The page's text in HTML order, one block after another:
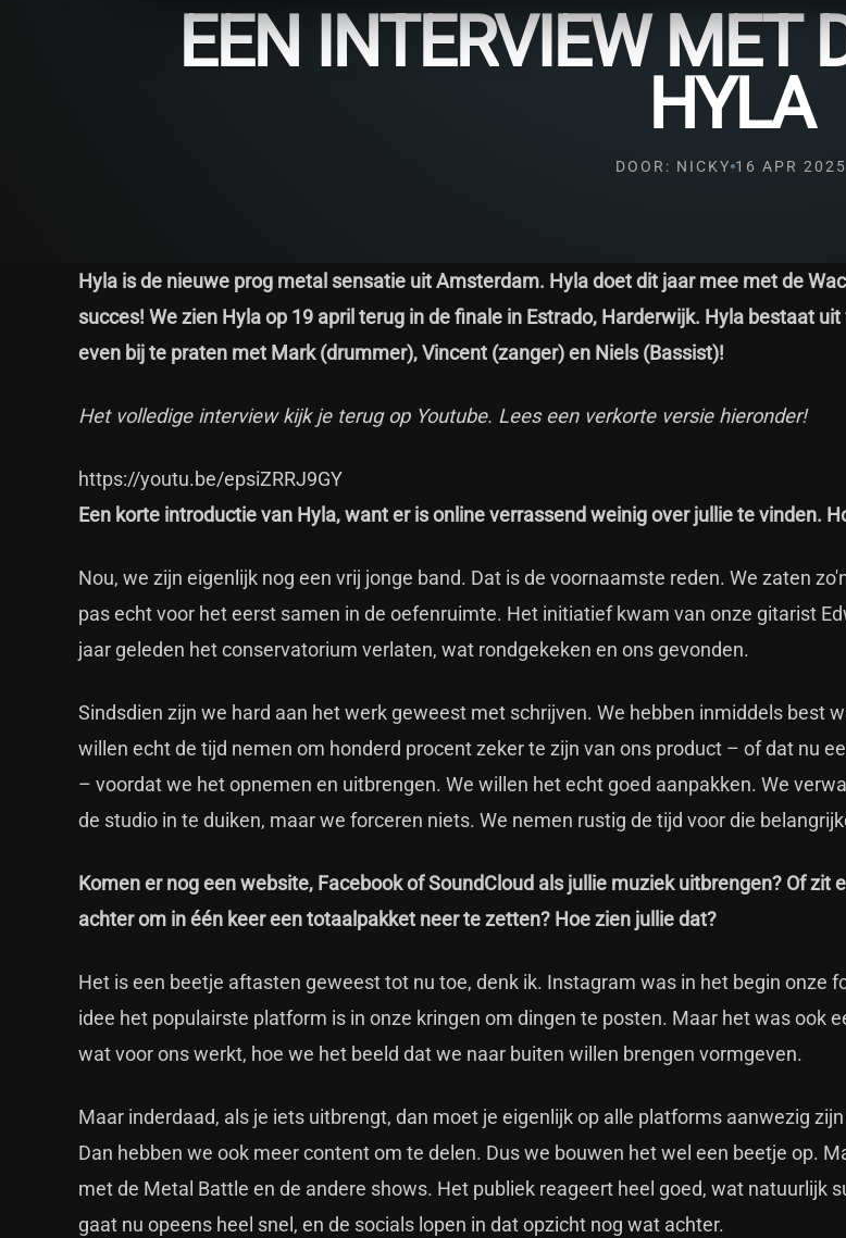
EEN INTERVIEW MET
HYLA
DOOR: NICKY 16 APR 2025
Hyla is de nieuwe prog metal sensatie uit Amsterdam. Hyla doet dit jaar mee met de
succes! We zien Hyla op 19 april terug in de finale in Estrado, Harderwijk. Hyla bestaat
even bij te praten met Mark (drummer), Vincent (zanger) en Niels (Bassist)!
Het volledige interview kijk je terug op Youtube. Lees een verkorte versie hieronder!
https://youtu.be/epsiZRRJ9GY
Een korte introductie van Hyla, want er is online verrassend weinig over jullie te vinden.
Nou, we zijn eigenlijk nog een vrij jonge band. Dat is de voornaamste reden. We zaten
pas echt voor het eerst samen in de oefenruimte. Het initiatief kwam van onze gitarist
jaar geleden het conservatorium verlaten, wat rondgekeken en ons gevonden.
Sindsdien zijn we hard aan het werk geweest met schrijven. We hebben inmiddels best
willen echt de tijd nemen om honderd procent zeker te zijn van ons product – of dat nu
– voordat we het opnemen en uitbrengen. We willen het echt goed aanpakken. We
de studio in te duiken, maar we forceren niets. We nemen rustig de tijd voor die
Komen er nog een website, Facebook of SoundCloud als jullie muziek uitbrengen? Of zit
achter om in één keer een totaalpakket neer te zetten? Hoe zien jullie dat?
Het is een beetje aftasten geweest tot nu toe, denk ik. Instagram was in het begin onze
idee het populairste platform is in onze kringen om dingen te posten. Maar het was ook
wat voor ons werkt, hoe we het beeld dat we naar buiten willen brengen vormgeven.
Maar inderdaad, als je iets uitbrengt, dan moet je eigenlijk op alle platforms aanwezig
Dan hebben we ook meer content om te delen. Dus we bouwen het wel een beetje op.
met de Metal Battle en de andere shows. Het publiek reageert heel goed, wat natuurlijk
gaat nu opeens heel snel, en de socials lopen in dat opzicht nog wat achter.